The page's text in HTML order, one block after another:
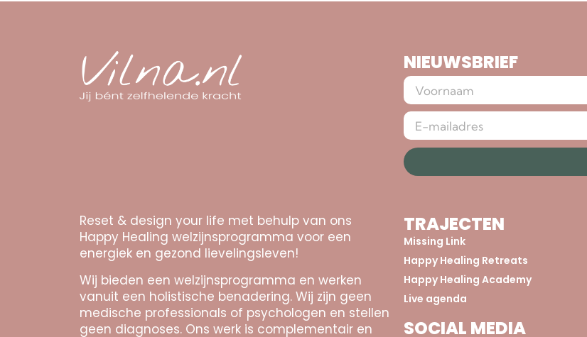
NIEUWSBRIEF
Reset & design your life met behulp van ons
Happy Healing welzijnsprogramma voor een
energiek en gezond lievelingsleven!
Wij bieden een welzijnsprogramma en werken
vanuit een holistische benadering. Wij zijn geen
medische professionals of psychologen en stellen
geen diagnoses. Ons werk is complementair en
TRAJECTEN
Missing Link
Happy Healing Retreats
Happy Healing Academy
Live agenda
SOCIAL MEDIA